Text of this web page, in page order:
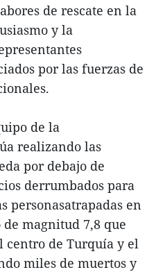
de rescate en la
y la
por las fuerzas de
de la
realizando las
por debajo de
derrumbados para
personasatrapadas en
magnitud 7,8 que
centro de Turquía y el
miles de muertos y